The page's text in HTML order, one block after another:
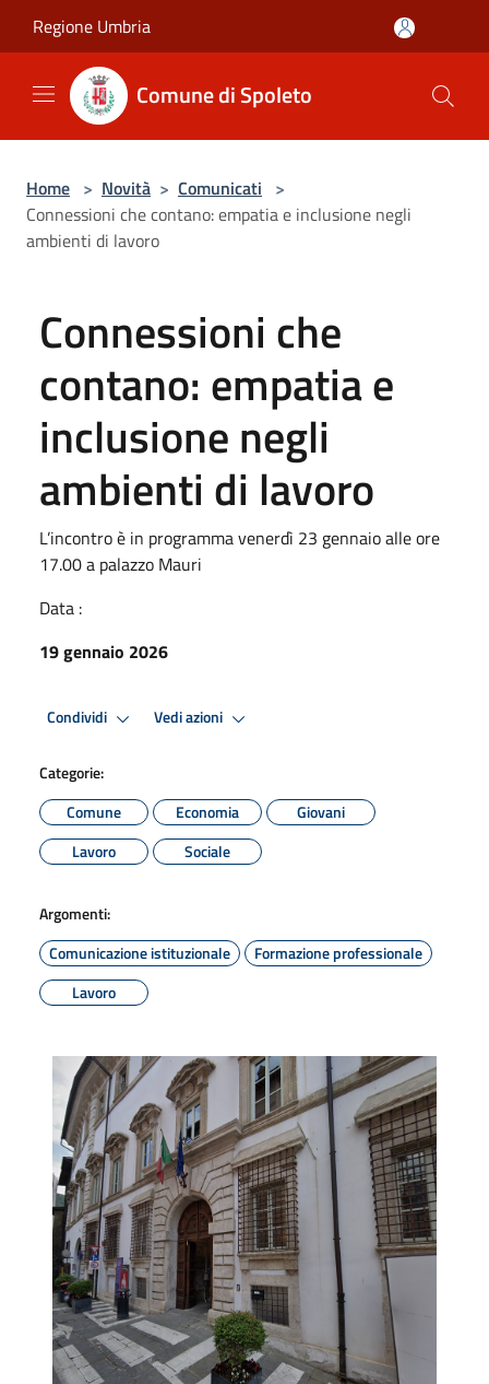
Regione Umbria
Comune di Spoleto
Home > Novità > Comunicati >
Connessioni che contano: empatia e inclusione negli
ambienti di lavoro
Connessioni che
contano: empatia e
inclusione negli
ambienti di lavoro
L’incontro è in programma venerdì 23 gennaio alle ore
17.00 a palazzo Mauri
Data :
19 gennaio 2026
Condividi Vedi azioni
Categorie:
Comune
Economia
Giovani
Lavoro
Sociale
Argomenti:
Comunicazione istituzionale
Formazione professionale
Lavoro